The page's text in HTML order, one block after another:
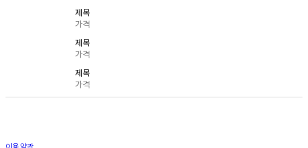
제목
가격
제목
가격
제목
가격